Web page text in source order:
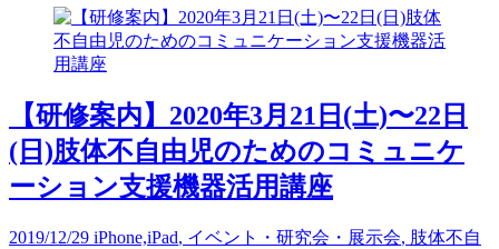
【研修案内】2020年3月21日(土)〜22日
(日)肢体不自由児のためのコミュニケ
ーション支援機器活用講座
2019/12/29 iPhone,iPad, イベント・研究会・展示会, 肢体不自